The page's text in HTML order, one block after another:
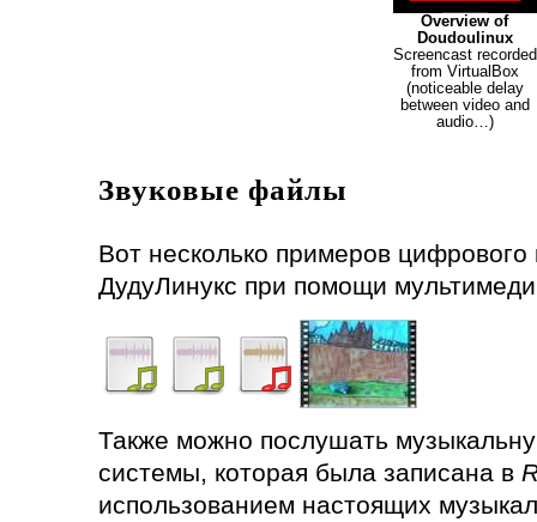
Overview of
Doudoulinux
Screencast recorded
from VirtualBox
(noticeable delay
between video and
audio…)
Звуковые файлы
Вот несколько примеров цифрового
ДудуЛинукс при помощи
Также можно послушать
системы, которая была записана в
использованием настоящих